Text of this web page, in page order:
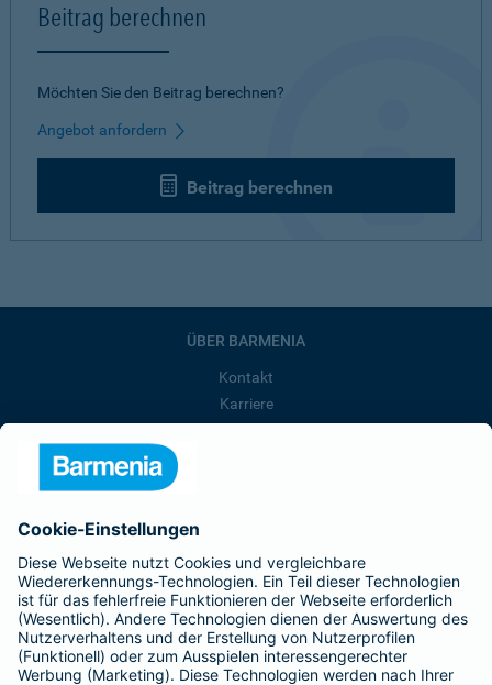
Beitrag berechnen
Möchten Sie den Beitrag berechnen?
Angebot anfordern
Beitrag berechnen
ÜBER BARMENIA
Kontakt
Karriere
Barmenia ist Teil der BarmeniaGothaer
BELIEBTE SEITEN
Kranken-Zusatzversicherung
Tierversicherungen
Haftpflichtversicherung